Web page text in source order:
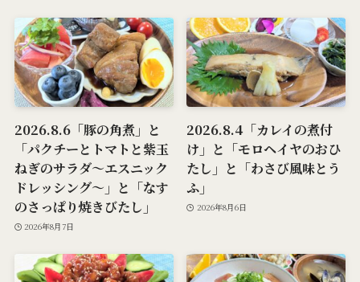
2026.8.6「豚の角煮」と
「パクチーとトマトと紫玉
ねぎのサラダ～エスニック
ドレッシング～」と「なす
のさっぱり焼きびたし」
2026年8月7日
2026.8.4「カレイの煮付
け」と「モロヘイヤのおひ
たし」と「わさび風味とう
ふ」
2026年8月6日